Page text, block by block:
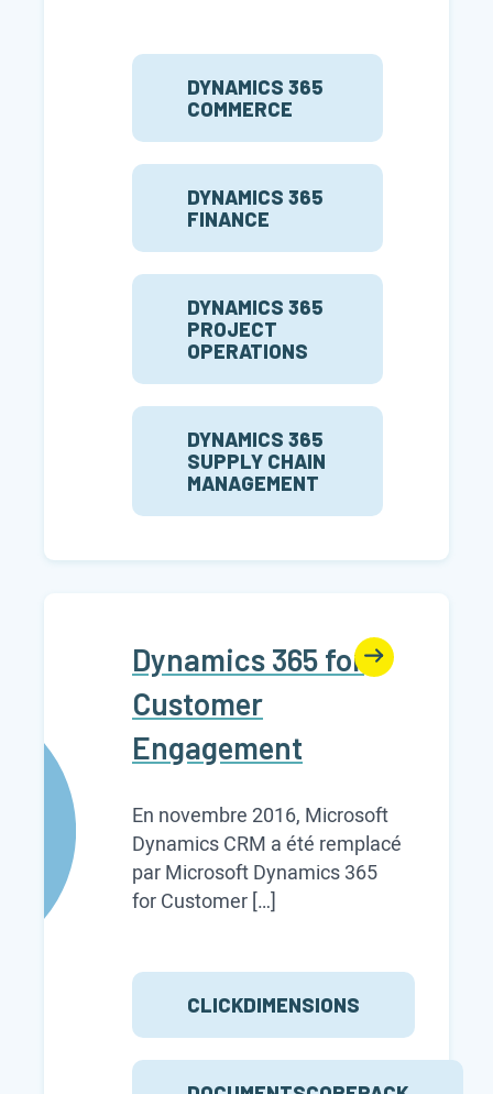
DYNAMICS 365
COMMERCE
DYNAMICS 365
FINANCE
DYNAMICS 365
PROJECT
OPERATIONS
DYNAMICS 365
SUPPLY CHAIN
MANAGEMENT
Dynamics 365 for
Customer
Engagement
En novembre 2016, Microsoft
Dynamics CRM a été remplacé
par Microsoft Dynamics 365
for Customer […]
CLICKDIMENSIONS